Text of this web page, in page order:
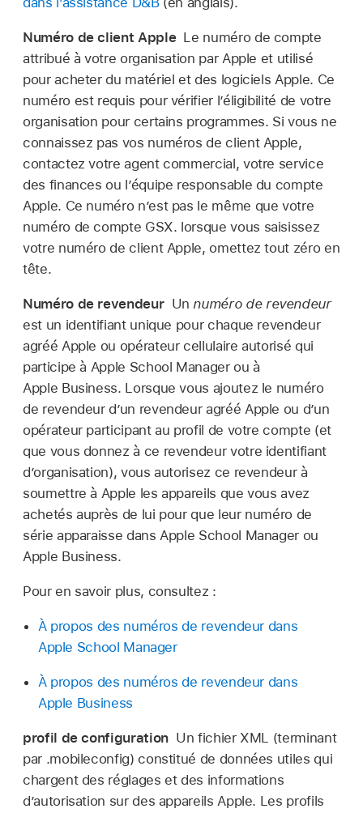
Numéro de client Apple Le numéro de compte
attribué à votre organisation par Apple et utilisé
pour acheter du matériel et des logiciels Apple. Ce
numéro est requis pour vérifier l’éligibilité de votre
organisation pour certains programmes. Si vous ne
connaissez pas vos numéros de client Apple,
contactez votre agent commercial, votre service
des finances ou l’équipe responsable du compte
Apple. Ce numéro n’est pas le même que votre
numéro de compte GSX. lorsque vous saisissez
votre numéro de client Apple, omettez tout zéro en
tête.
Numéro de revendeur Un numéro de revendeur
est un identifiant unique pour chaque revendeur
agréé Apple ou opérateur cellulaire autorisé qui
participe à Apple School Manager ou à
Apple Business. Lorsque vous ajoutez le numéro
de revendeur d’un revendeur agréé Apple ou d’un
opérateur participant au profil de votre compte (et
que vous donnez à ce revendeur votre identifiant
d’organisation), vous autorisez ce revendeur à
soumettre à Apple les appareils que vous avez
achetés auprès de lui pour que leur numéro de
série apparaisse dans Apple School Manager ou
Apple Business.
Pour en savoir plus, consultez :
À propos des numéros de revendeur dans
Apple School Manager
À propos des numéros de revendeur dans
Apple Business
profil de configuration Un fichier XML (terminant
par .mobileconfig) constitué de données utiles qui
chargent des réglages et des informations
d’autorisation sur des appareils Apple. Les profils